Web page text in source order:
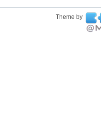
Theme by